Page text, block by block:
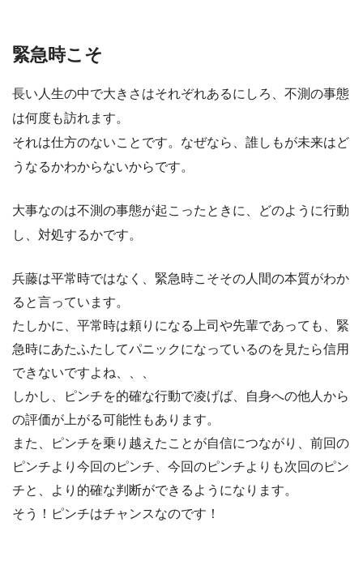
緊急時こそ
長い人生の中で大きさはそれぞれあるにしろ、不測の事態
は何度も訪れます。
それは仕方のないことです。なぜなら、誰しもが未来はど
うなるかわからないからです。
大事なのは不測の事態が起こったときに、
どのように行動
し、対処するかです。
兵藤は平常時ではなく、緊急時こそその人間の本質がわか
ると言っています。
たしかに、平常時は頼りになる上司や先輩であっても、緊
急時にあたふたしてパニックになっているのを見たら信用
できないですよね、、、
しかし、ピンチを的確な行動で凌げば、自身への他人から
の評価が上がる可能性もあります。
また、ピンチを乗り越えたことが自信につながり、前回の
ピンチより今回のピンチ、今回のピンチよりも次回のピン
チと、より的確な判断ができるようになります。
そう！ ピンチはチャンスなのです！